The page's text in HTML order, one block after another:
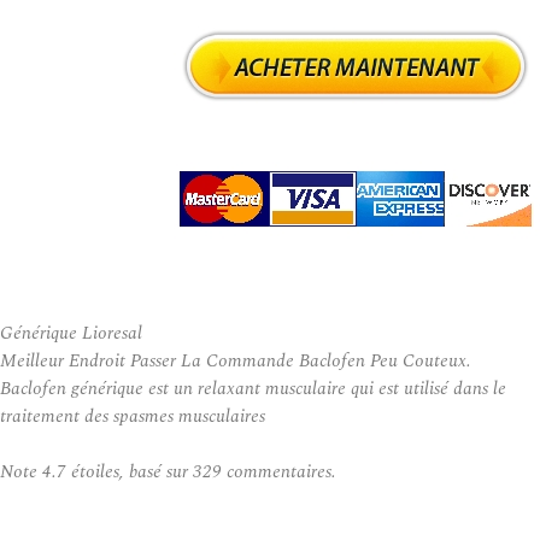
Générique Lioresal
Meilleur Endroit Passer La Commande Baclofen Peu Couteux.
Baclofen générique est un relaxant musculaire qui est utilisé dans le
traitement des spasmes musculaires
Note 4.7étoiles, basé sur329 commentaires.